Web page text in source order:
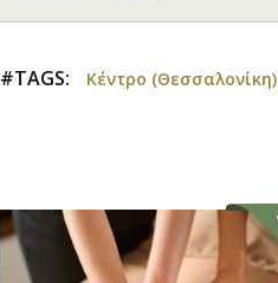
#TAGS: Κέντρο (Θεσσαλονίκη)